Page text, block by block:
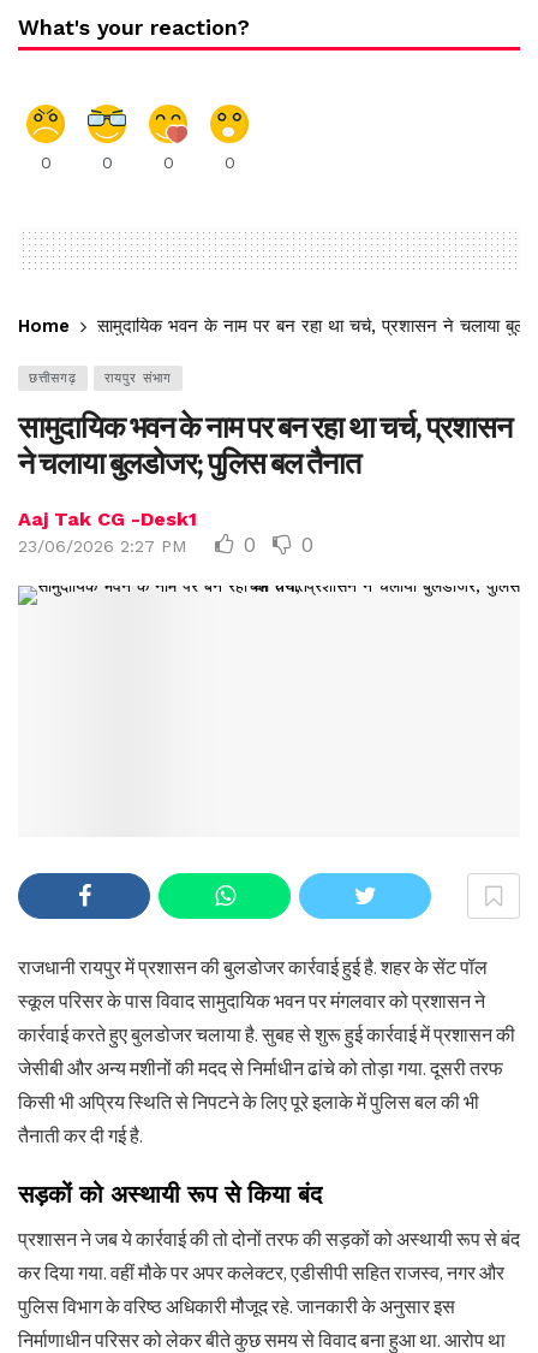
What's your reaction?
0 0 0 0
Home सामुदायिक भवन के नाम पर बन रहा था चर्च, प्रशासन ने चलाया
छत्तीसगढ़ रायपुर संभाग
सामुदायिक भवन के नाम पर बन रहा था चर्च, प्रशासन
ने चलाया बुलडोजर; पुलिस बल तैनात
Aaj Tak CG -Desk1
23/06/2026 2:27 PM 0 0
राजधानी रायपुर में प्रशासन की बुलडोजर कार्रवाई हुई है. शहर के सेंट पॉल
स्कूल परिसर के पास विवाद सामुदायिक भवन पर मंगलवार को प्रशासन ने
कार्रवाई करते हुए बुलडोजर चलाया है. सुबह से शुरू हुई कार्रवाई में प्रशासन की
जेसीबी और अन्य मशीनों की मदद से निर्माधीन ढांचे को तोड़ा गया. दूसरी तरफ
किसी भी अप्रिय स्थिति से निपटने के लिए पूरे इलाके में पुलिस बल की भी
तैनाती कर दी गई है.
सड़कों को अस्थायी रूप से किया बंद
प्रशासन ने जब ये कार्रवाई की तो दोनों तरफ की सड़कों को अस्थायी रूप से बंद
कर दिया गया. वहीं मौके पर अपर कलेक्टर, एडीसीपी सहित राजस्व, नगर और
पुलिस विभाग के वरिष्ठ अधिकारी मौजूद रहे. जानकारी के अनुसार इस
निर्माणाधीन परिसर को लेकर बीते कुछ समय से विवाद बना हुआ था. आरोप था